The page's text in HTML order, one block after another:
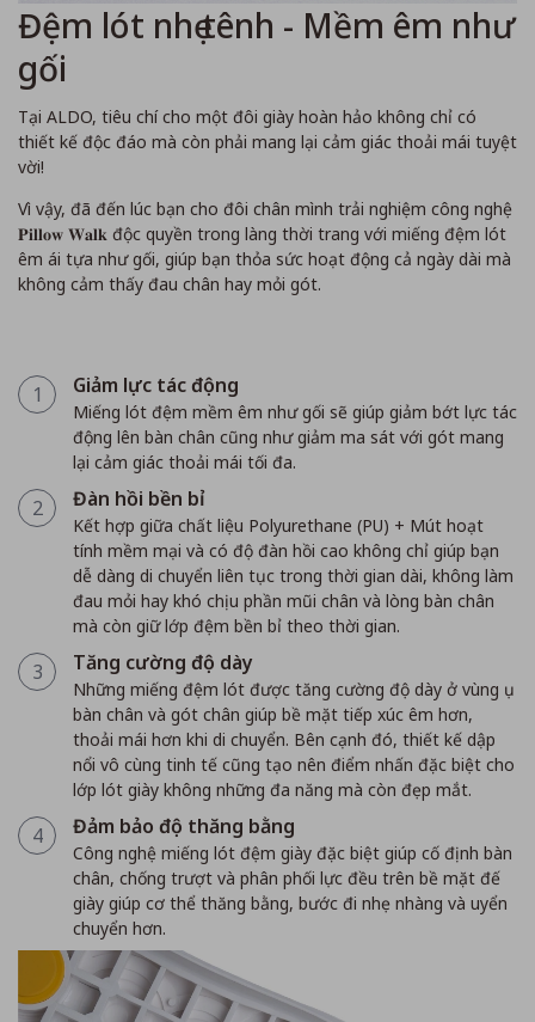
Đệm lót nhẹ tênh - Mềm êm như
gối
Tại ALDO, tiêu chí cho một đôi giày hoàn hảo không chỉ có
thiết kế độc đáo mà còn phải mang lại cảm giác thoải mái tuyệt
vời!
Vì vậy, đã đến lúc bạn cho đôi chân mình trải nghiệm công nghệ
𝐏𝐢𝐥𝐥𝐨𝐰 𝐖𝐚𝐥𝐤 độc quyền trong làng thời trang với miếng đệm lót
êm ái tựa như gối, giúp bạn thỏa sức hoạt động cả ngày dài mà
không cảm thấy đau chân hay mỏi gót.
1 Giảm lực tác động
Miếng lót đệm mềm êm như gối sẽ giúp giảm bớt lực tác
động lên bàn chân cũng như giảm ma sát với gót mang
lại cảm giác thoải mái tối đa.
2 Đàn hồi bền bỉ
Kết hợp giữa chất liệu Polyurethane (PU) + Mút hoạt
tính mềm mại và có độ đàn hồi cao không chỉ giúp bạn
dễ dàng di chuyển liên tục trong thời gian dài, không làm
đau mỏi hay khó chịu phần mũi chân và lòng bàn chân
mà còn giữ lớp đệm bền bỉ theo thời gian.
3 Tăng cường độ dày
Những miếng đệm lót được tăng cường độ dày ở vùng ụ
bàn chân và gót chân giúp bề mặt tiếp xúc êm hơn,
thoải mái hơn khi di chuyển. Bên cạnh đó, thiết kế dập
nổi vô cùng tinh tế cũng tạo nên điểm nhấn đặc biệt cho
lớp lót giày không những đa năng mà còn đẹp mắt.
4 Đảm bảo độ thăng bằng
Công nghệ miếng lót đệm giày đặc biệt giúp cố định bàn
chân, chống trượt và phân phối lực đều trên bề mặt đế
giày giúp cơ thể thăng bằng, bước đi nhẹ nhàng và uyển
chuyển hơn.